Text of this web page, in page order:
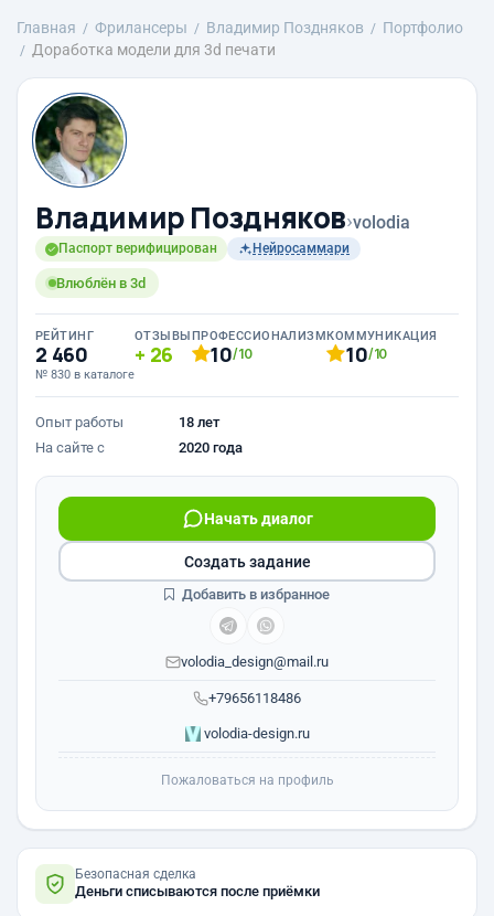
Главная Фрилансеры Владимир Поздняков
Портфолио
Доработка модели для 3d печати
Владимир Поздняков›volodia
Паспорт верифицирован Нейросаммари
Влюблён в 3d
РЕЙТИНГ
2 460
№ 830 в каталоге
ОТЗЫВЫ
26
ПРОФЕССИОНАЛИЗМ
10/10
КОММУНИКАЦИЯ
10/10
Опыт работы
18 лет
На сайте с
2020 года
+79656118486
Начать диалог
volodia_design@mail.ru
volodia-design.ru
Создать задание
Добавить в избранное
Пожаловаться на профиль
Безопасная сделка
Деньги списываются после приёмки